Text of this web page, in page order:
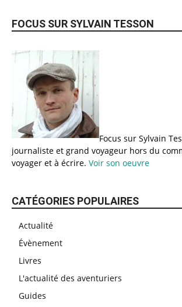
FOCUS SUR SYLVAIN TESSON
Focus sur Sylvain
journaliste et grand voyageur hors du
voyager et à écrire. Voir son oeuvre
CATÉGORIES POPULAIRES
Actualité
Évènement
Livres
L'actualité des aventuriers
Guides